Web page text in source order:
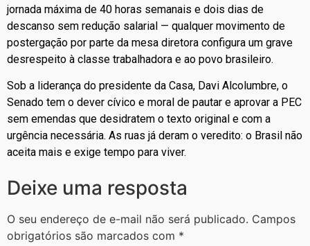
jornada máxima de 40 horas semanais e dois dias de
descanso sem redução salarial — qualquer movimento de
postergação por parte da mesa diretora configura um grave
desrespeito à classe trabalhadora e ao povo brasileiro.
Sob a liderança do presidente da Casa, Davi Alcolumbre, o
Senado tem o dever cívico e moral de pautar e aprovar a PEC
sem emendas que desidratem o texto original e com a
urgência necessária. As ruas já deram o veredito: o Brasil não
aceita mais e exige tempo para viver.
Deixe uma resposta
O seu endereço de e-mail não será publicado. Campos
obrigatórios são marcados com *